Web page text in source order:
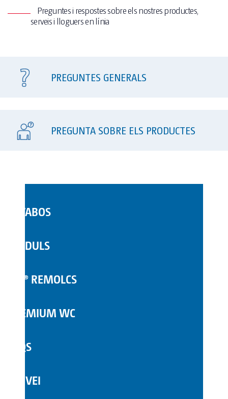
Preguntes i respostes sobre els nostres productes,
serveis i lloguers en línia
PREGUNTES GENERALS
PREGUNTA SOBRE ELS PRODUCTES
LAVABOS
MÒDULS
TOI® REMOLCS
PREMIUM WC
FAQS
SERVEI